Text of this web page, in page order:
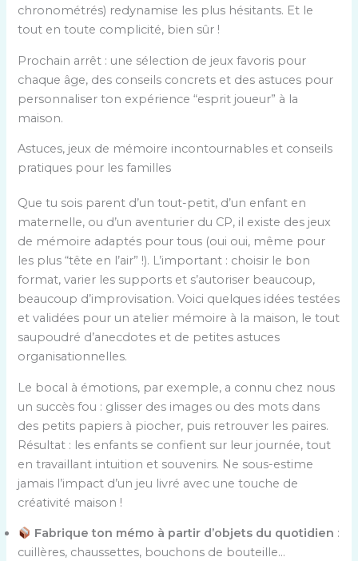
chronométrés) redynamise les plus hésitants. Et le
tout en toute complicité, bien sûr !
Prochain arrêt : une sélection de jeux favoris pour
chaque âge, des conseils concrets et des astuces pour
personnaliser ton expérience “esprit joueur” à la
maison.
Astuces, jeux de mémoire incontournables et conseils
pratiques pour les familles
Que tu sois parent d’un tout-petit, d’un enfant en
maternelle, ou d’un aventurier du CP, il existe des jeux
de mémoire adaptés pour tous (oui oui, même pour
les plus “tête en l’air” !). L’important : choisir le bon
format, varier les supports et s’autoriser beaucoup,
beaucoup d’improvisation. Voici quelques idées testées
et validées pour un atelier mémoire à la maison, le tout
saupoudré d’anecdotes et de petites astuces
organisationnelles.
Le bocal à émotions, par exemple, a connu chez nous
un succès fou : glisser des images ou des mots dans
des petits papiers à piocher, puis retrouver les paires.
Résultat : les enfants se confient sur leur journée, tout
en travaillant intuition et souvenirs. Ne sous-estime
jamais l’impact d’un jeu livré avec une touche de
créativité maison !
Fabrique ton mémo à partir d’objets du quotidien :
cuillères, chaussettes, bouchons de bouteille…